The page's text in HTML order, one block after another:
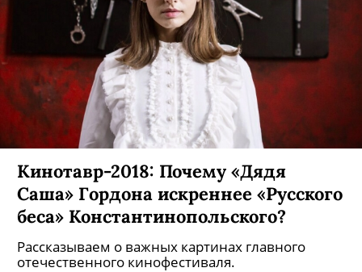
Кинотавр-2018: Почему «Дядя
Саша» Гордона искреннее «Русского
беса» Константинопольского?
Рассказываем о важных картинах главного
отечественного кинофестиваля.